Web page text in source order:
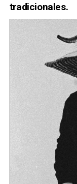
tradicionales.